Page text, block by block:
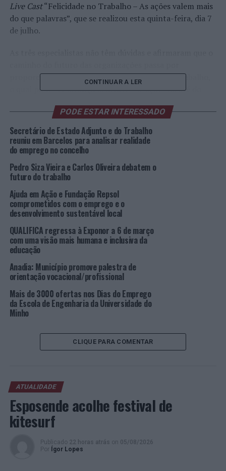
Live Cast“Felicidade no Trabalho – As ações valem mais
do que palavras”, que se realizou esta quinta-feira, dia 7
de julho.
proporcionar um ambiente feliz nos locais de trabalho,
o qual pode ser alcançado através de ações ou até do
importância da Felicidade no Trabalho. As organizações
não têm alternativa e têm de olhar para a felicidade e
Diretora Pessoas & Cultura Organizacional do Doutor
prática se encontrarem para se conseguir “chegar mais
longe” nesta matéria e na implementação das ações. “O
Já Raquel Canoa,Happinness at Workno Projeto NOS da
RHmais, afirmou que “Portugal está num bom caminho”,
pois tem subido norankingdos países mais felizes para
viver e trabalhar, situando-se, atualmente, no 56º lugar.
Mas a especialista reconhece que “existe um longo
percurso pela frente” e que os colaboradores devem ter
um papel interventivo: “As organizações são as Pessoas
contribuir. Por outro lado, é preciso haver uma cultura
organizacional que sustente as ações, caso contrário
Por fim, Bárbara Clemente,
Departamento de Arquitetura daSavills , lançou uma
questão: “Até que ponto devemos investir em ações para
os colaboradores? Devem-se envolver todos os
ações, deve-se “criar uma promoção de saúde mental,
CONTINUAR A LER
PODE ESTAR INTERESSADO
Secretário de Estado Adjunto e do Trabalho
reuniu em Barcelos para analisar realidade
do emprego no concelho
Pedro Siza Vieira e Carlos Oliveira debatem o
futuro do trabalho
Ajuda em Ação e Fundação Repsol
comprometidos com o emprego e o
desenvolvimento sustentável local
QUALIFICA regressa à Exponor a 6 de março
com uma visão mais humana e inclusiva da
educação
Anadia: Município promove palestra de
orientação vocacional/profissional
Mais de 3000 ofertas nos Dias do Emprego
da Escola de Engenharia da Universidade do
Minho
CLIQUE PARA COMENTAR
ATUALIDADE
Esposende acolhe festival de
kitesurf
Publicado 22 horas atrás on 05/08/2026
Por
Ígor Lopes